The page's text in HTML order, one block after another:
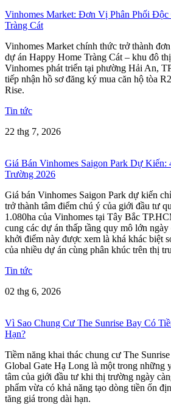
Vinhomes Market: Đơn Vị Phân Phối Độc
Tràng Cát
Vinhomes Market chính thức trở thành
dự án Happy Home Tràng Cát – khu đô
Vinhomes phát triển tại phường Hải An,
tiếp nhận hồ sơ đăng ký mua căn hộ tòa
Rise.
Tin tức
22 thg 7, 2026
Giá Bán Vinhomes Saigon Park Dự
Trường 2026
Giá bán Vinhomes Saigon Park dự kiến
trở thành tâm điểm chú ý của giới đầu tư
1.080ha của Vinhomes tại Tây Bắc
cung các dự án thấp tầng quy mô lớn
khởi điểm này được xem là khá khác biệt
của nhiều dự án cùng phân khúc trên thị
Tin tức
02 thg 6, 2026
Vì Sao Chung Cư The Sunrise Bay Có
Hạn?
Tiềm năng khai thác chung cư The
Global Gate Hạ Long là một trong những
tâm của giới đầu tư khi thị trường ngày
phẩm vừa có khả năng tạo dòng tiền ổn
tăng giá trong dài hạn.